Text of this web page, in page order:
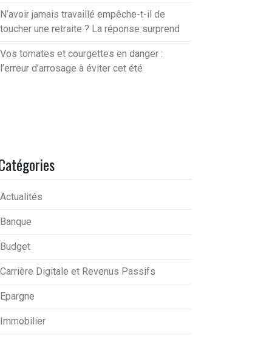
N’avoir jamais travaillé empêche-t-il de
toucher une retraite ? La réponse surprend
Vos tomates et courgettes en danger :
l’erreur d’arrosage à éviter cet été
Actualités
Banque
Budget
Carrière Digitale et Revenus Passifs
Epargne
Immobilier